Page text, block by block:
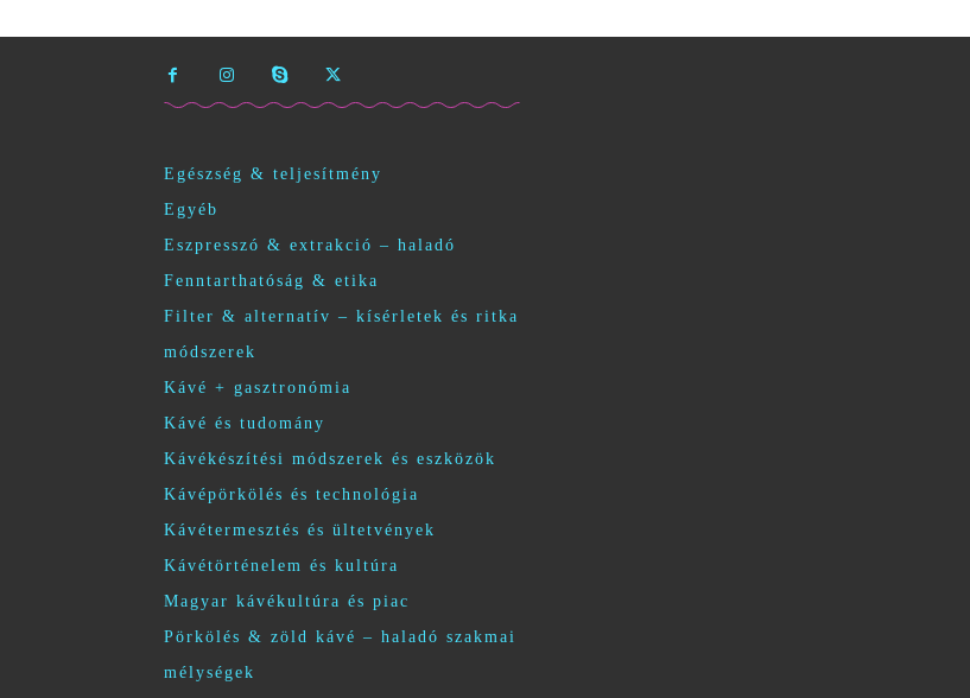
Egészség & teljesítmény
Egyéb
Eszpresszó & extrakció – haladó
Fenntarthatóság & etika
Filter & alternatív – kísérletek és ritka
módszerek
Kávé + gasztronómia
Kávé és tudomány
Kávékészítési módszerek és eszközök
Kávépörkölés és technológia
Kávétermesztés és ültetvények
Kávétörténelem és kultúra
Magyar kávékultúra és piac
Pörkölés & zöld kávé – haladó szakmai
mélységek